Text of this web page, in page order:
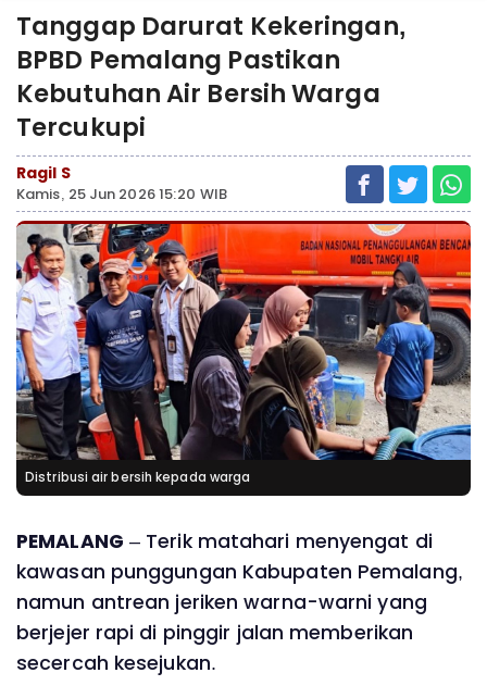
Tanggap Darurat Kekeringan,
BPBD Pemalang Pastikan
Kebutuhan Air Bersih Warga
Tercukupi
Ragil S
Kamis, 25 Jun 2026 15:20 WIB
Distribusi air bersih kepada warga
PEMALANG – Terik matahari menyengat di
kawasan punggungan Kabupaten Pemalang,
namun antrean jeriken warna-warni yang
berjejer rapi di pinggir jalan memberikan
secercah kesejukan.